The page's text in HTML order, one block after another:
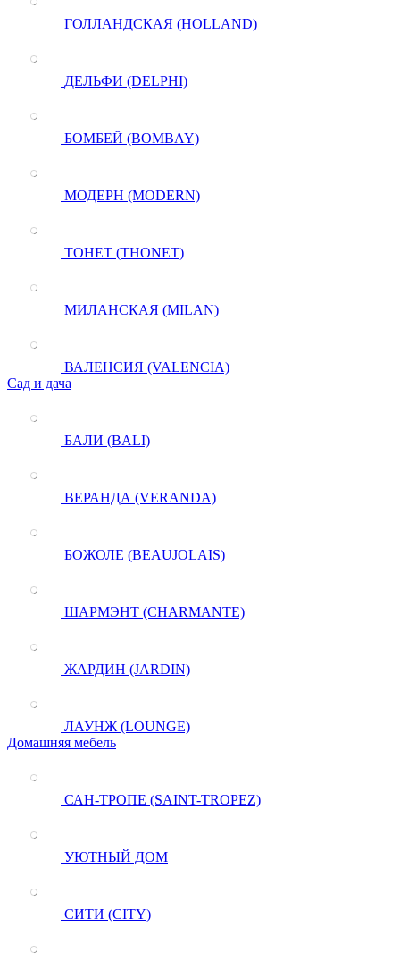
ГОЛЛАНДСКАЯ (HOLLAND)
ДЕЛЬФИ (DELPHI)
БОМБЕЙ (BOMBAY)
МОДЕРН (MODERN)
ТОНЕТ (THONET)
МИЛАНСКАЯ (MILAN)
ВАЛЕНСИЯ (VALENCIA)
Сад и дача
БАЛИ (BALI)
ВЕРАНДА (VERANDA)
БОЖОЛЕ (BEAUJOLAIS)
ШАРМЭНТ (CHARMANTE)
ЖАРДИН (JARDIN)
ЛАУНЖ (LOUNGE)
Домашняя мебель
САН-ТРОПЕ (SAINT-TROPEZ)
УЮТНЫЙ ДОМ
СИТИ (CITY)